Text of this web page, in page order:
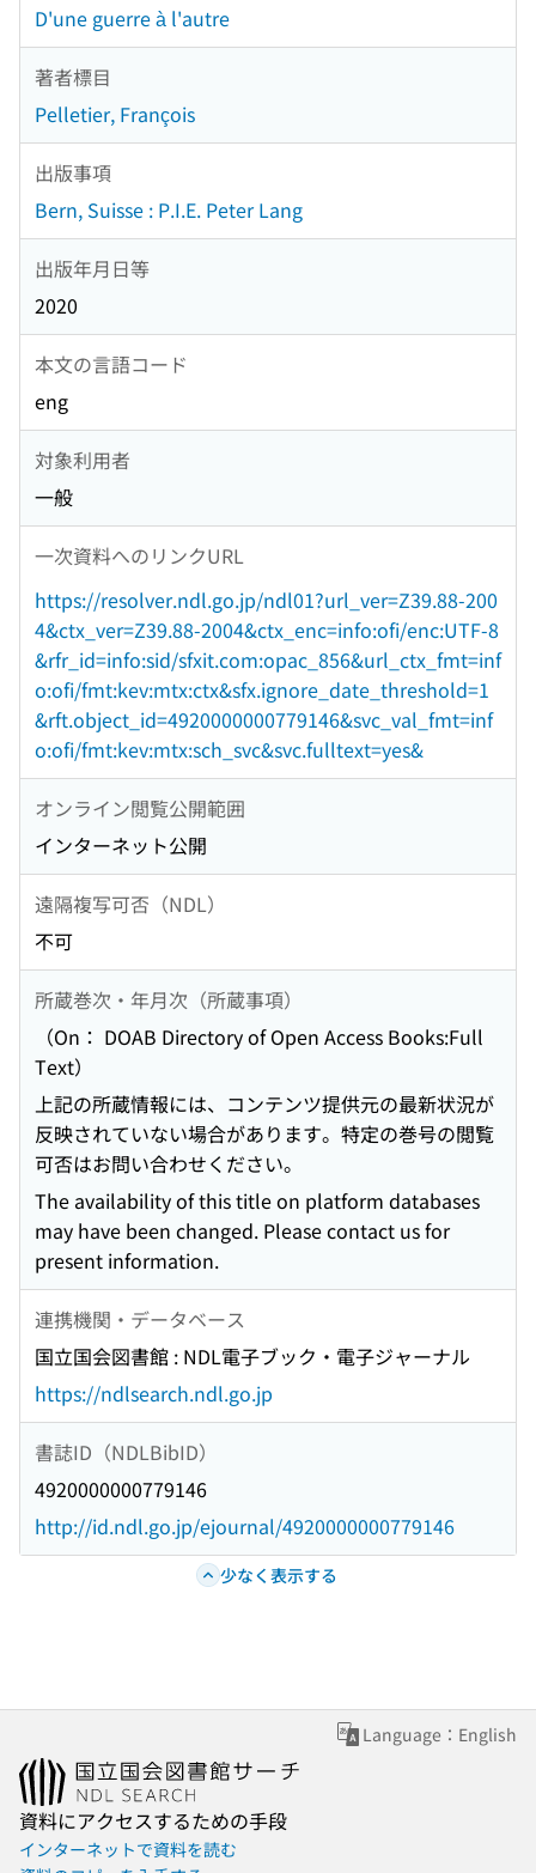
D'une guerre à l'autre
著者標目
Pelletier, François
出版事項
Bern, Suisse : P.I.E. Peter Lang
出版年月日等
2020
本文の言語コード
eng
対象利用者
一般
一次資料へのリンクURL
https://resolver.ndl.go.jp/ndl01?url_ver=Z39.88-200
4&ctx_ver=Z39.88-2004&ctx_enc=info:ofi/enc:UTF-8
&rfr_id=info:sid/sfxit.com:opac_856&url_ctx_fmt=inf
o:ofi/fmt:kev:mtx:ctx&sfx.ignore_date_threshold=1
&rft.object_id=4920000000779146&svc_val_fmt=inf
o:ofi/fmt:kev:mtx:sch_svc&svc.fulltext=yes&
オンライン閲覧公開範囲
インターネット公開
遠隔複写可否（NDL）
不可
所蔵巻次・年月次（所蔵事項）
（On： DOAB Directory of Open Access Books:Full
Text）
上記の所蔵情報には、コンテンツ提供元の最新状況が
反映されていない場合があります。特定の巻号の閲覧
可否はお問い合わせください。
The availability of this title on platform databases
may have been changed. Please contact us for
present information.
連携機関・データベース
国立国会図書館 : NDL電子ブック・電子ジャーナル
https://ndlsearch.ndl.go.jp
書誌ID（NDLBibID）
4920000000779146
http://id.ndl.go.jp/ejournal/4920000000779146
少なく表示する
Language：English
資料にアクセスするための手段
インターネットで資料を読む